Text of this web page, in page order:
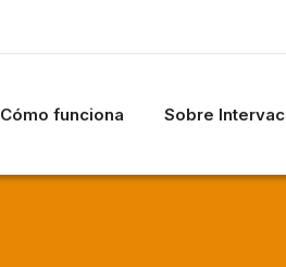
Cómo funciona Sobre Intervac